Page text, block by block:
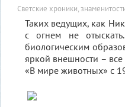
Светские хроники,
Таких ведущих, как
с огнем не
биологическим
яркой внешности –
«В мире животных» с